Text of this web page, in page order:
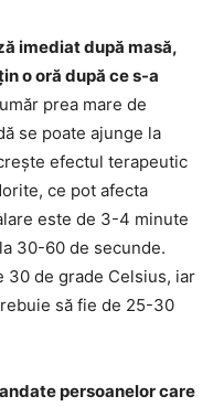
imediat după masă,
o oră după ce s-a
prea mare de
se poate ajunge la
efectul terapeutic
ce pot afecta
este de 3-4 minute
30-60 de secunde.
30 de grade Celsius, iar
să fie de 25-30
persoanelor care